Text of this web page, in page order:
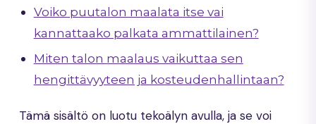
Voiko puutalon maalata itse vai
kannattaako palkata ammattilainen?
Miten talon maalaus vaikuttaa sen
hengittävyyteen ja kosteudenhallintaan?
Tämä sisältö on luotu tekoälyn avulla, ja se voi